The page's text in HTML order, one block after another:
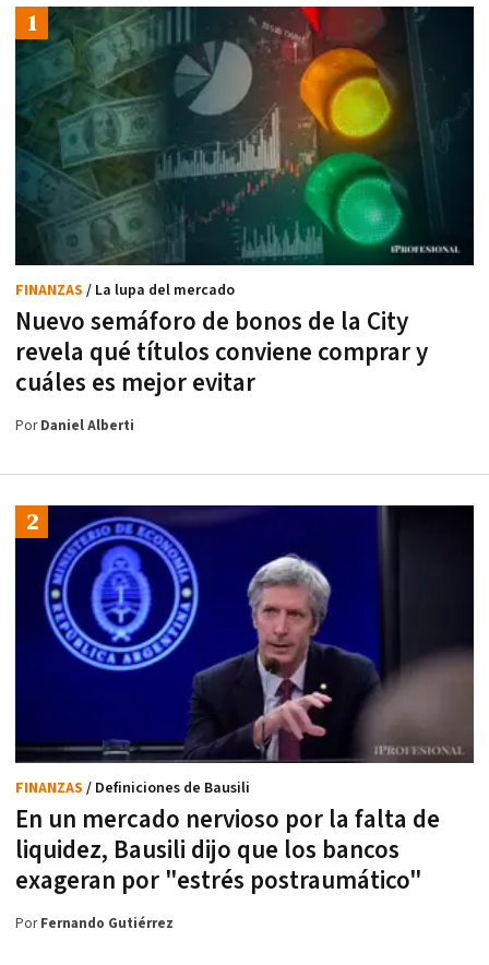
Nuevo semáforo de bonos de la City
revela qué títulos conviene comprar y
cuáles es mejor evitar
FINANZAS / La lupa del mercado
PorDaniel Alberti
En un mercado nervioso por la falta de
liquidez, Bausili dijo que los bancos
exageran por "estrés postraumático"
FINANZAS / Definiciones de Bausili
PorFernando Gutiérrez